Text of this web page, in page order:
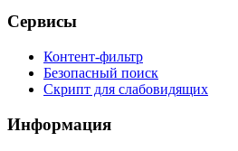
Сервисы
Контент-фильтр
Безопасный поиск
Скрипт для слабовидящих
Информация